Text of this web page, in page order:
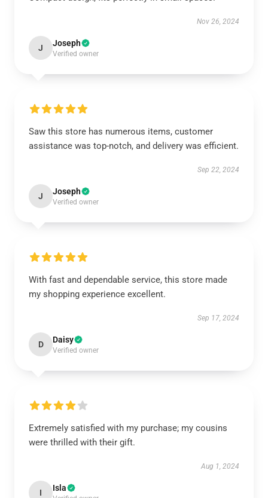
Nov 26, 2024
J Joseph
Verified owner
Saw this store has numerous items, customer
assistance was top-notch, and delivery was efficient.
Sep 22, 2024
J Joseph
Verified owner
With fast and dependable service, this store made
my shopping experience excellent.
Sep 17, 2024
D Daisy
Verified owner
Extremely satisfied with my purchase; my cousins
were thrilled with their gift.
Aug 1, 2024
I Isla